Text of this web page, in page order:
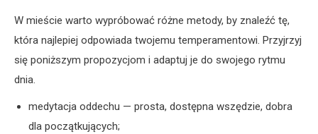
W mieście warto wypróbować różne metody, by znaleźć tę,
która najlepiej odpowiada twojemu temperamentowi. Przyjrzyj
się poniższym propozycjom i adaptuj je do swojego rytmu
dnia.
medytacja oddechu — prosta, dostępna wszędzie, dobra
dla początkujących;